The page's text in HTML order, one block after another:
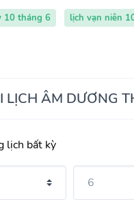
10 tháng 6 lịch vạn niên
LỊCH ÂM DƯƠNG
lịch bất kỳ